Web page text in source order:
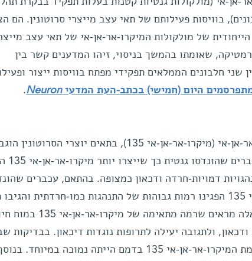
בוויסות פעילותם של תאי עצב מייצרי סרוטונין. הם
של מולקולות המיקרו-אר-אן-אי של תאי עצב
שאומתו בהמשך בניסוי, זיהו המדענים קשר בין
אר-אן-אי מסוים, מספר 135, לבין שני חלבונים הממלאים תפקידי מפתח בוויסות ייצור
היום (חמישי) בכתב-העת המדעיNeuron
.
המדענים הבחינו בכך שרמות מקטע האר-אן-אי (מיקרו-אר-אן-אי 135), בתאים יוצרי
לאחר נטילת
דמויות-חרדה ודכאון כמצופה. בהתאם, עכברים
לבטא רמות נמוכות של מיקרו-אר-אן-אי 135 הפגינו רמות גבוהות של התנהגות כמו-חרדתית
למתן תרופות נוגדות דיכאון. ממצאים אלה מראים שרמה מתאימה
ולתגובה יעילה לתרופות נוגדות דיכאון. בבדיקות
בבני-אדם שסובלים מדיכאון נמצא שרמת המיקרו-אר-אן-אי 135 בדמם הייתה נמוכה